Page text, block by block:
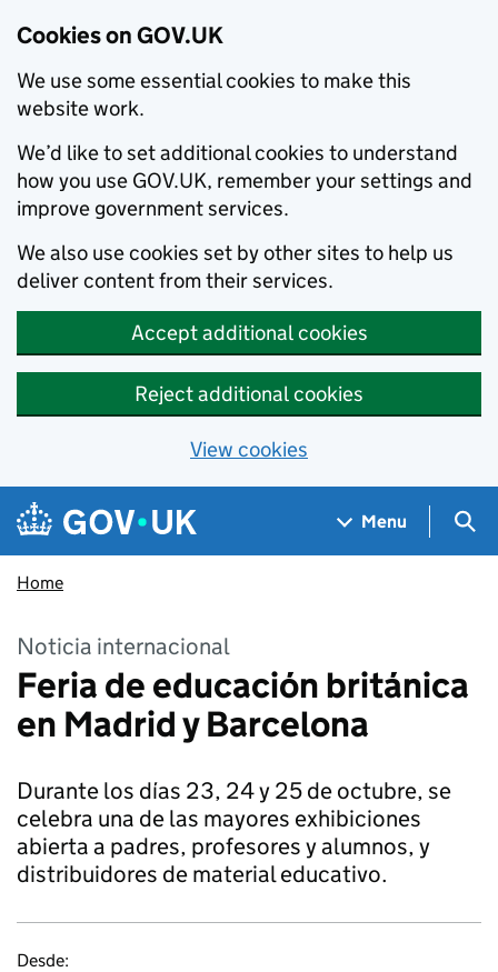
Cookies on GOV.UK
We use some essential cookies to make this
website work.
We’d like to set additional cookies to understand
how you use GOV.UK, remember your settings and
improve government services.
We also use cookies set by other sites to help us
deliver content from their services.
Accept additional cookies
Reject additional cookies
View cookies
Skip to main content
Navigation menu
Menu
Home
Noticia internacional
Feria de educación británica
en Madrid y Barcelona
Durante los días 23, 24 y 25 de octubre, se
celebra una de las mayores exhibiciones
abierta a padres, profesores y alumnos, y
distribuidores de material educativo.
Desde: